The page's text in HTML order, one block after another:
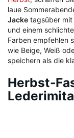
laue
Jacke tagsüber mit
und einem
Farben empfehlen
wie Beige, Weiß
speichern als die
Herbst-